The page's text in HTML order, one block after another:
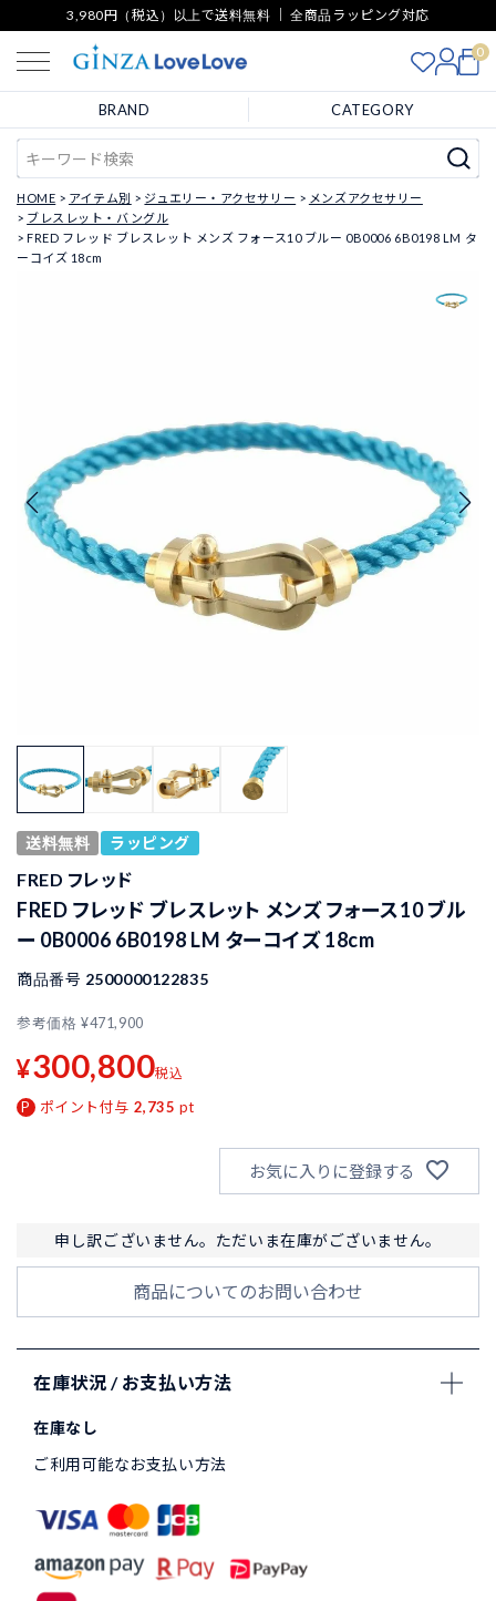
3,980円（税込）以上で送料無料 ｜ 全商品ラッピング対応
0
BRAND CATEGORY
HOME アイテム別 ジュエリー・アクセサリー
メンズアクセサリー
ブレスレット・バングル
FRED フレッド ブレスレット メンズ フォース10 ブルー 0B0006 6B0198 LM タ
ーコイズ 18cm
送料無料 ラッピング
FRED フレッド
FRED フレッド ブレスレット メンズ フォース10 ブル
ー 0B0006 6B0198 LM ターコイズ 18cm
商品番号 2500000122835
参考価格 ¥471,900
¥300,800税込
ポイント付与 2,735 pt
お気に入りに登録する
申し訳ございません。ただいま在庫がございません。
商品についてのお問い合わせ
在庫状況 / お支払い方法
在庫なし
ご利用可能なお支払い方法